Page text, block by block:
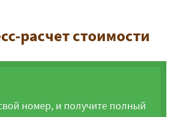
расчет стоимости
номер, и получите полный